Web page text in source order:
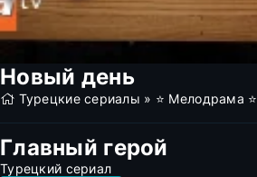
Новый день
Турецкие сериалы » ⭐ Мелодрама ⭐
Главный герой
Турецкий сериал